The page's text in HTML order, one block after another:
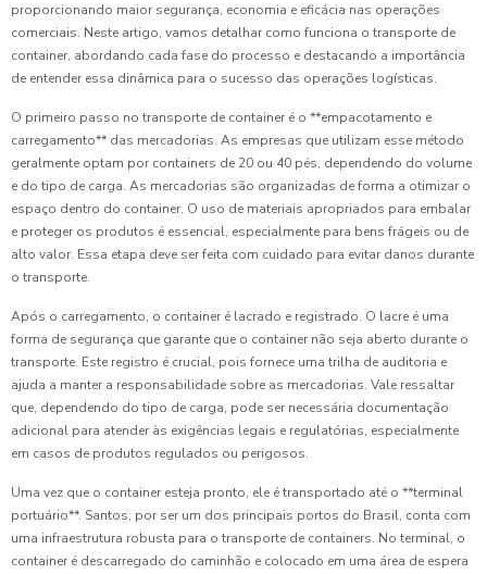
proporcionando maior segurança, economia e eficácia nas operações
comerciais. Neste artigo, vamos detalhar como funciona o transporte de
container, abordando cada fase do processo e destacando a importância
de entender essa dinâmica para o sucesso das operações logísticas.
O primeiro passo no transporte de container é o **empacotamento e
carregamento** das mercadorias. As empresas que utilizam esse método
geralmente optam por containers de 20 ou 40 pés, dependendo do volume
e do tipo de carga. As mercadorias são organizadas de forma a otimizar o
espaço dentro do container. O uso de materiais apropriados para embalar
e proteger os produtos é essencial, especialmente para bens frágeis ou de
alto valor. Essa etapa deve ser feita com cuidado para evitar danos durante
o transporte.
Após o carregamento, o container é lacrado e registrado. O lacre é uma
forma de segurança que garante que o container não seja aberto durante o
transporte. Este registro é crucial, pois fornece uma trilha de auditoria e
ajuda a manter a responsabilidade sobre as mercadorias. Vale ressaltar
que, dependendo do tipo de carga, pode ser necessária documentação
adicional para atender às exigências legais e regulatórias, especialmente
em casos de produtos regulados ou perigosos.
Uma vez que o container esteja pronto, ele é transportado até o **terminal
portuário**. Santos, por ser um dos principais portos do Brasil, conta com
uma infraestrutura robusta para o transporte de containers. No terminal, o
container é descarregado do caminhão e colocado em uma área de espera